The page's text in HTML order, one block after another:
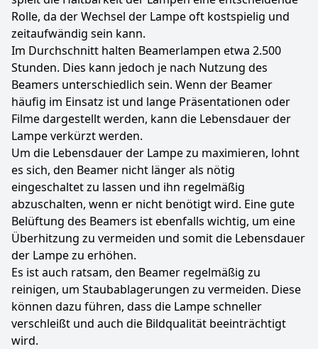
Rolle, da der Wechsel der Lampe oft kostspielig und
zeitaufwändig sein kann.
Im Durchschnitt halten Beamerlampen etwa 2.500
Stunden. Dies kann jedoch je nach Nutzung des
Beamers unterschiedlich sein. Wenn der Beamer
häufig im Einsatz ist und lange Präsentationen oder
Filme dargestellt werden, kann die Lebensdauer der
Lampe verkürzt werden.
Um die Lebensdauer der Lampe zu maximieren, lohnt
es sich, den Beamer nicht länger als nötig
eingeschaltet zu lassen und ihn regelmäßig
abzuschalten, wenn er nicht benötigt wird. Eine gute
Belüftung des Beamers ist ebenfalls wichtig, um eine
Überhitzung zu vermeiden und somit die Lebensdauer
der Lampe zu erhöhen.
Es ist auch ratsam, den Beamer regelmäßig zu
reinigen, um Staubablagerungen zu vermeiden. Diese
können dazu führen, dass die Lampe schneller
verschleißt und auch die Bildqualität beeinträchtigt
wird.